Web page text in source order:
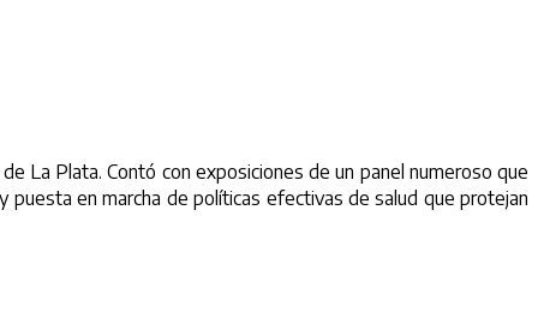
La Plata. Contó con exposiciones de un panel numeroso que
en marcha de políticas efectivas de salud que protejan